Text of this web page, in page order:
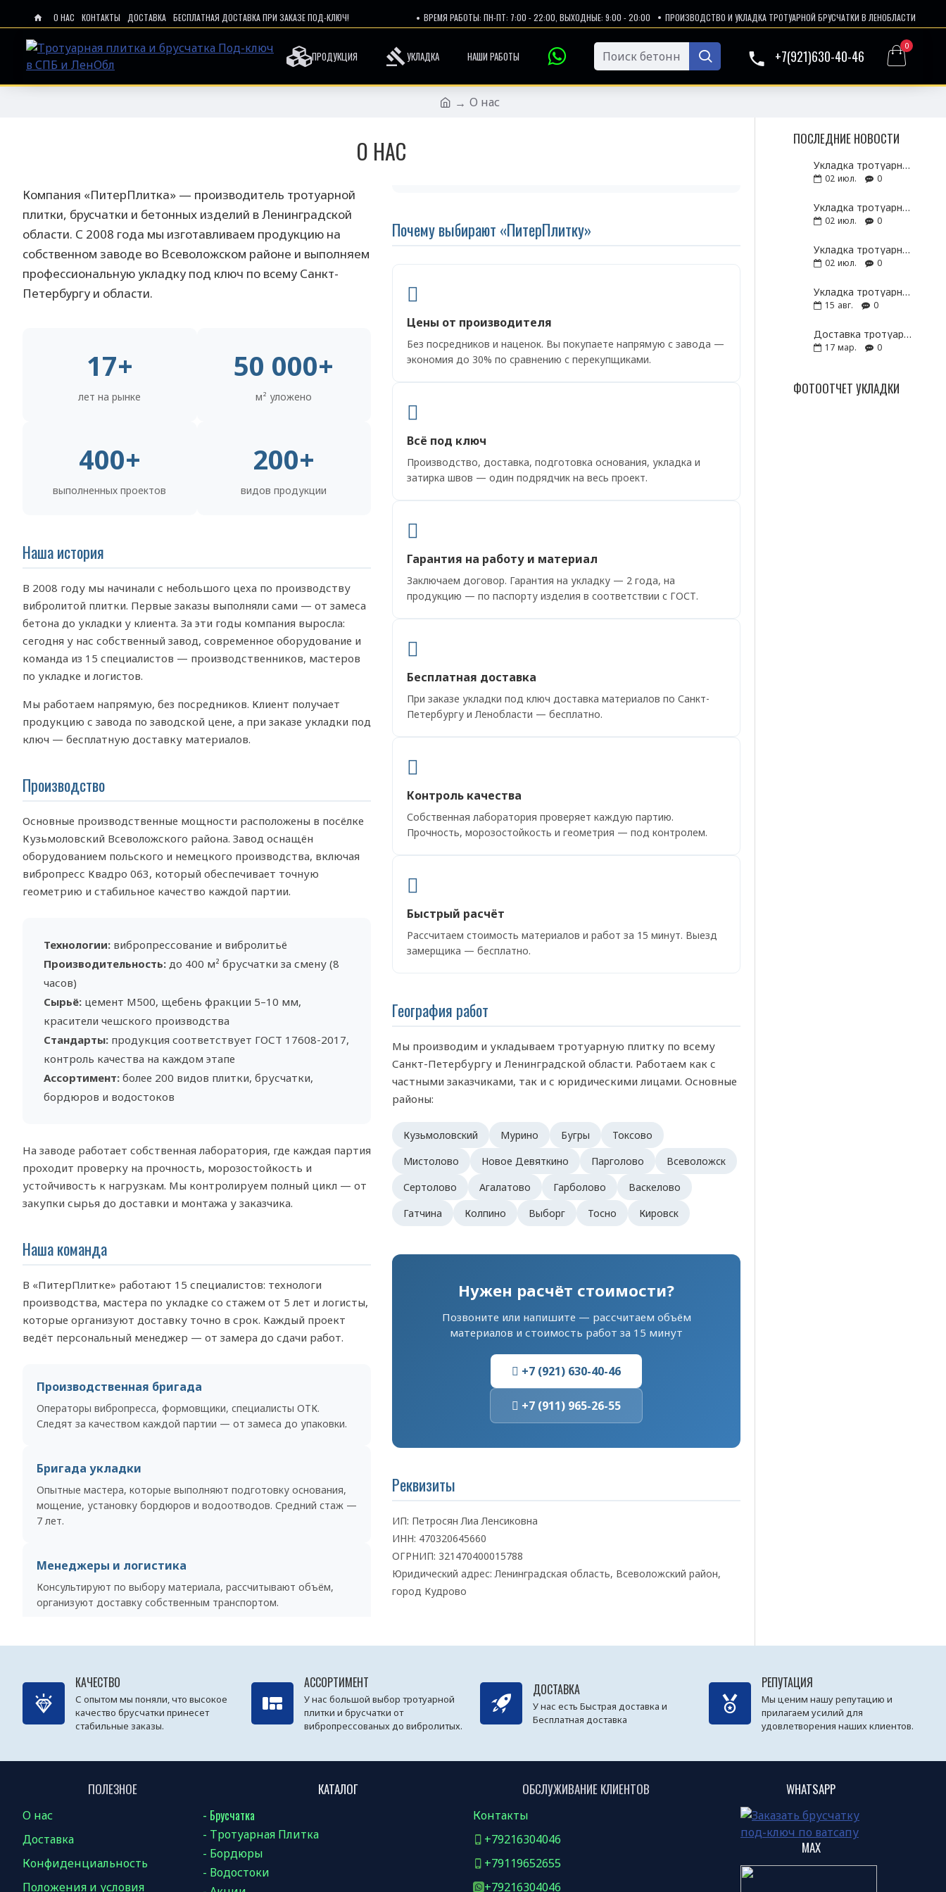
О НАС КОНТАКТЫ ДОСТАВКА БЕСПЛАТНАЯ ДОСТАВКА ПРИ ЗАКАЗЕ ПОД-КЛЮЧ! ВРЕМЯ РАБОТЫ: ПН-ПТ: 7:00 - 22:00, ВЫХОДНЫЕ: 9:00 - 20:00 ПРОИЗВОДСТВО И УКЛАДКА ТРОТУАРНОЙ БРУСЧАТКИ В ЛЕНОБЛАСТИ
ПРОДУКЦИЯ УКЛАДКА НАШИ РАБОТЫ +7(921)630-40-46
0
О нас
О НАС
Компания «ПитерПлитка» — производитель тротуарной
плитки, брусчатки и бетонных изделий в Ленинградской
области. С 2008 года мы изготавливаем продукцию на
собственном заводе во Всеволожском районе и выполняем
профессиональную укладку под ключ по всему Санкт-
Петербургу и области.
17+
лет на рынке
50 000+
м² уложено
400+
выполненных проектов
200+
видов продукции
Наша история
В 2008 году мы начинали с небольшого цеха по производству
вибролитой плитки. Первые заказы выполняли сами — от замеса
бетона до укладки у клиента. За эти годы компания выросла:
сегодня у нас собственный завод, современное оборудование и
команда из 15 специалистов — производственников, мастеров
по укладке и логистов.
Мы работаем напрямую, без посредников. Клиент получает
продукцию с завода по заводской цене, а при заказе укладки под
ключ — бесплатную доставку материалов.
Производство
Основные производственные мощности расположены в посёлке
Кузьмоловский Всеволожского района. Завод оснащён
оборудованием польского и немецкого производства, включая
вибропресс Квадро 063, который обеспечивает точную
геометрию и стабильное качество каждой партии.
Технологии: вибропрессование и вибролитьё
Производительность: до 400 м² брусчатки за смену (8
часов)
Сырьё: цемент М500, щебень фракции 5–10 мм,
красители чешского производства
Стандарты: продукция соответствует ГОСТ 17608-2017,
контроль качества на каждом этапе
Ассортимент: более 200 видов плитки, брусчатки,
бордюров и водостоков
На заводе работает собственная лаборатория, где каждая партия
проходит проверку на прочность, морозостойкость и
устойчивость к нагрузкам. Мы контролируем полный цикл — от
закупки сырья до доставки и монтажа у заказчика.
Наша команда
В «ПитерПлитке» работают 15 специалистов: технологи
производства, мастера по укладке со стажем от 5 лет и логисты,
которые организуют доставку точно в срок. Каждый проект
ведёт персональный менеджер — от замера до сдачи работ.
Производственная бригада
Операторы вибропресса, формовщики, специалисты ОТК.
Следят за качеством каждой партии — от замеса до упаковки.
Бригада укладки
Опытные мастера, которые выполняют подготовку основания,
мощение, установку бордюров и водоотводов. Средний стаж —
7 лет.
Менеджеры и логистика
Консультируют по выбору материала, рассчитывают объём,
организуют доставку собственным транспортом.
Почему выбирают «ПитерПлитку»
Цены от производителя
Без посредников и наценок. Вы покупаете напрямую с завода —
экономия до 30% по сравнению с перекупщиками.
Всё под ключ
Производство, доставка, подготовка основания, укладка и
затирка швов — один подрядчик на весь проект.
Гарантия на работу и материал
Заключаем договор. Гарантия на укладку — 2 года, на
продукцию — по паспорту изделия в соответствии с ГОСТ.
Бесплатная доставка
При заказе укладки под ключ доставка материалов по Санкт-
Петербургу и Ленобласти — бесплатно.
Контроль качества
Собственная лаборатория проверяет каждую партию.
Прочность, морозостойкость и геометрия — под контролем.
Быстрый расчёт
Рассчитаем стоимость материалов и работ за 15 минут. Выезд
замерщика — бесплатно.
География работ
Мы производим и укладываем тротуарную плитку по всему
Санкт-Петербургу и Ленинградской области. Работаем как с
частными заказчиками, так и с юридическими лицами. Основные
районы:
Кузьмоловский Мурино Бугры
Токсово
Мистолово
Новое Девяткино Парголово
Всеволожск
Сертолово
Агалатово Гарболово
Васкелово
Гатчина
Колпино Выборг Тосно Кировск
Нужен расчёт стоимости?
Позвоните или напишите — рассчитаем объём
материалов и стоимость работ за 15 минут
+7 (921) 630-40-46
+7 (911) 965-26-55
Реквизиты
ИП: Петросян Лиа Ленсиковна
ИНН: 470320645660
ОГРНИП: 321470400015788
Юридический адрес: Ленинградская область, Всеволожский район,
город Кудрово
ПОСЛЕДНИЕ НОВОСТИ
Укладка тротуарной плитки и брусчатки Под-ключ в Всеволожском районе, деревня Куйвози
02 июл. 0
Укладка тротуарной плитки и брусчатки Под-ключ в Всеволожском районе, деревня Хиттолово
02 июл. 0
Укладка тротуарной плитки и брусчатки Под-ключ, деревня Лупполово, Всеволожский район.
02 июл. 0
Укладка тротуарной плитки и брусчатки Под-ключ, деревня Вартемяги , Всеволожский район.
15 авг. 0
Доставка тротуарной плитки посёлок Кузьмоловский
17 мар. 0
ФОТООТЧЕТ УКЛАДКИ
КАЧЕСТВО
С опытом мы поняли, что высокое
качество брусчатки принесет
стабильные заказы.
АССОРТИМЕНТ
У нас большой выбор тротуарной
плитки и брусчатки от
вибропрессованых до вибролитых.
ДОСТАВКА
У нас есть Быстрая доставка и
Бесплатная доставка
РЕПУТАЦИЯ
Мы ценим нашу репутацию и
прилагаем усилий для
удовлетворения наших клиентов.
ПОЛЕЗНОЕ
О нас
Доставка
Конфиденциальность
Положения и условия
КАТАЛОГ
- Брусчатка
- Тротуарная Плитка
- Бордюры
- Водостоки
ОБСЛУЖИВАНИЕ КЛИЕНТОВ
Контакты
+79216304046
+79119652655
+79216304046
WHATSAPP
MAX